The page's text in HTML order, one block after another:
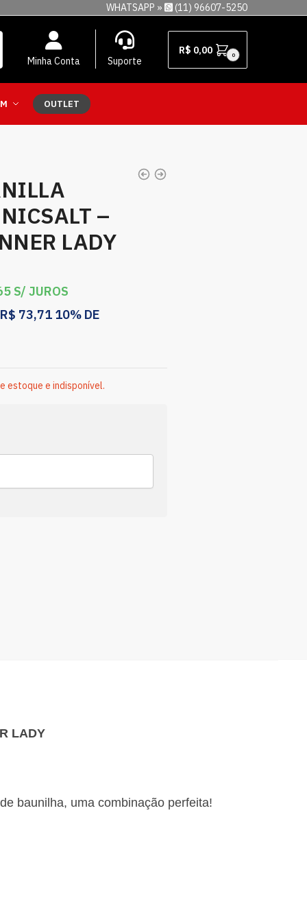
WHATSAPP » (11) 96607-5250
Minha Conta Suporte
R$ 0,00 0
OUTLET
–
LADY
S/ JUROS
R$ 73,71 10% DE
estoque e indisponível.
LADY
baunilha, uma combinação perfeita!